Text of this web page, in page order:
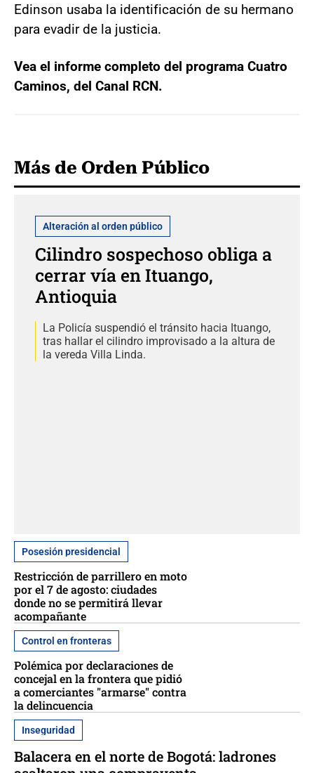
Edinson usaba la identificación de su hermano
para evadir de la justicia.
Vea el informe completo del programa Cuatro
Caminos, del Canal RCN.
Más de Orden Público
Alteración al orden público
Cilindro sospechoso obliga a
cerrar vía en Ituango,
Antioquia
La Policía suspendió el tránsito hacia Ituango,
tras hallar el cilindro improvisado a la altura de
la vereda Villa Linda.
Posesión presidencial
Restricción de parrillero en moto
por el 7 de agosto: ciudades
donde no se permitirá llevar
acompañante
Control en fronteras
Polémica por declaraciones de
concejal en la frontera que pidió
a comerciantes "armarse" contra
la delincuencia
Inseguridad
Balacera en el norte de Bogotá: ladrones